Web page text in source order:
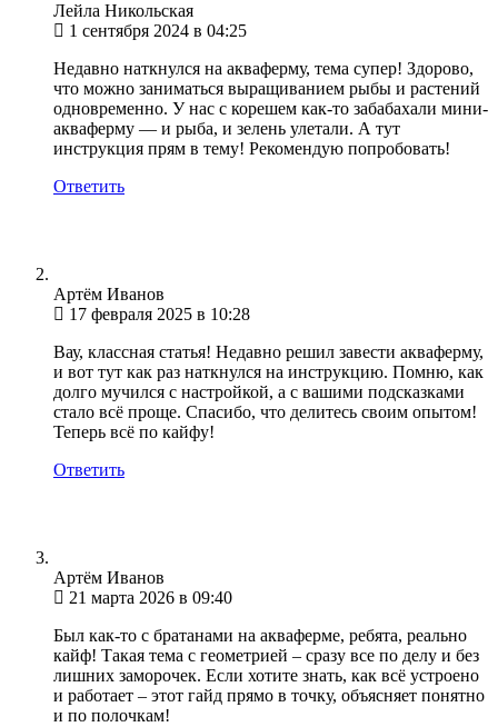
Лейла Никольская
1 сентября 2024 в 04:25
Недавно наткнулся на акваферму, тема супер! Здорово,
что можно заниматься выращиванием рыбы и растений
одновременно. У нас с корешем как-то забабахали мини-
акваферму — и рыба, и зелень улетали. А тут
инструкция прям в тему! Рекомендую попробовать!
Ответить
Артём Иванов
17 февраля 2025 в 10:28
Вау, классная статья! Недавно решил завести акваферму,
и вот тут как раз наткнулся на инструкцию. Помню, как
долго мучился с настройкой, а с вашими подсказками
стало всё проще. Спасибо, что делитесь своим опытом!
Теперь всё по кайфу!
Ответить
Артём Иванов
21 марта 2026 в 09:40
Был как-то с братанами на акваферме, ребята, реально
кайф! Такая тема с геометрией – сразу все по делу и без
лишних заморочек. Если хотите знать, как всё устроено
и работает – этот гайд прямо в точку, объясняет понятно
и по полочкам!